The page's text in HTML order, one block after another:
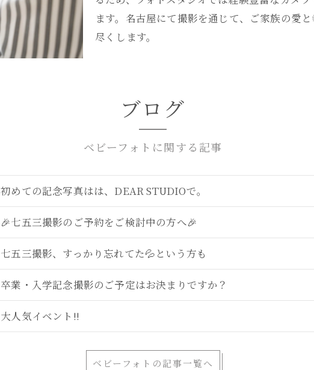
ます。名古屋にて撮影を通じて、ご家族の愛
尽くします。
ブログ
ベビーフォトに関する記事
初めての記念写真はは、DEAR STUDIOで。
🎉七五三撮影のご予約をご検討中の方へ🎉
七五三撮影、すっかり忘れてた💦という方も
卒業・入学記念撮影のご予定はお決まりですか？
大人気イベント!!
ベビーフォトの記事一覧へ